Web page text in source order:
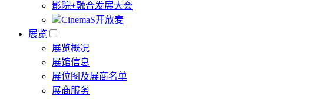
影院+融合发展大会
CinemaS开放麦
展览
展览概况
展馆信息
展位图及展商名单
展商服务